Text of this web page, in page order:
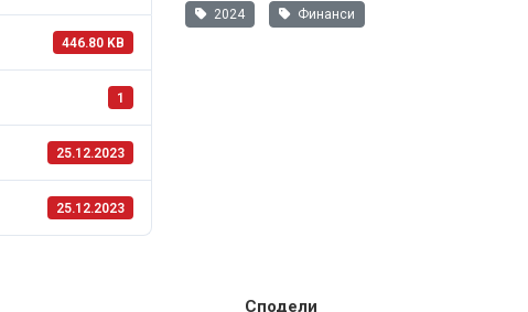
446.80 KB
1
25.12.2023
25.12.2023
2024 Финанси
Сподели